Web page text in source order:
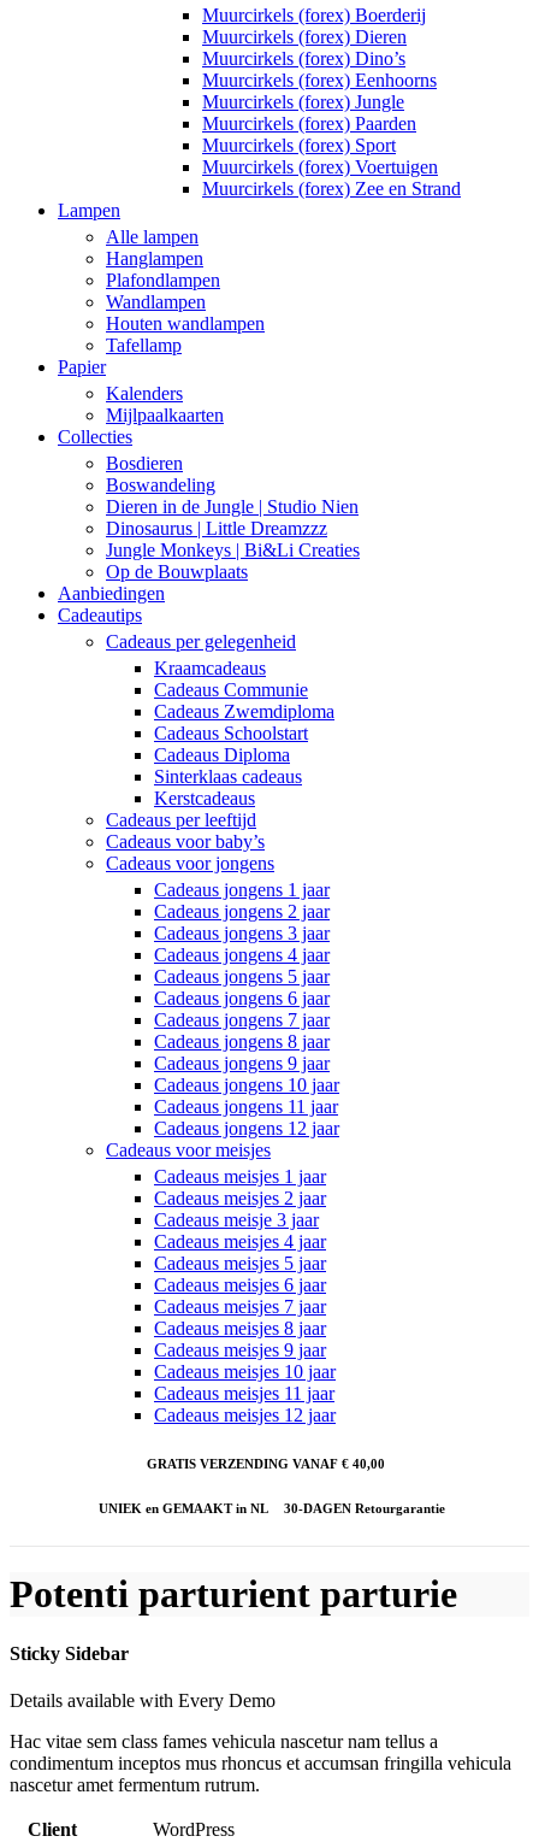
Muurcirkels (forex) Boerderij
Muurcirkels (forex) Dieren
Muurcirkels (forex) Dino’s
Muurcirkels (forex) Eenhoorns
Muurcirkels (forex) Jungle
Muurcirkels (forex) Paarden
Muurcirkels (forex) Sport
Muurcirkels (forex) Voertuigen
Muurcirkels (forex) Zee en Strand
Lampen
Alle lampen
Hanglampen
Plafondlampen
Wandlampen
Houten wandlampen
Tafellamp
Papier
Kalenders
Mijlpaalkaarten
Collecties
Bosdieren
Boswandeling
Dieren in de Jungle | Studio Nien
Dinosaurus | Little Dreamzzz
Jungle Monkeys | Bi&Li Creaties
Op de Bouwplaats
Aanbiedingen
Cadeautips
Cadeaus per gelegenheid
Kraamcadeaus
Cadeaus Communie
Cadeaus Zwemdiploma
Cadeaus Schoolstart
Cadeaus Diploma
Sinterklaas cadeaus
Kerstcadeaus
Cadeaus per leeftijd
Cadeaus voor baby’s
Cadeaus voor jongens
Cadeaus jongens 1 jaar
Cadeaus jongens 2 jaar
Cadeaus jongens 3 jaar
Cadeaus jongens 4 jaar
Cadeaus jongens 5 jaar
Cadeaus jongens 6 jaar
Cadeaus jongens 7 jaar
Cadeaus jongens 8 jaar
Cadeaus jongens 9 jaar
Cadeaus jongens 10 jaar
Cadeaus jongens 11 jaar
Cadeaus jongens 12 jaar
Cadeaus voor meisjes
Cadeaus meisjes 1 jaar
Cadeaus meisjes 2 jaar
Cadeaus meisje 3 jaar
Cadeaus meisjes 4 jaar
Cadeaus meisjes 5 jaar
Cadeaus meisjes 6 jaar
Cadeaus meisjes 7 jaar
Cadeaus meisjes 8 jaar
Cadeaus meisjes 9 jaar
Cadeaus meisjes 10 jaar
Cadeaus meisjes 11 jaar
Cadeaus meisjes 12 jaar
GRATIS VERZENDING VANAF € 40,00
UNIEK en GEMAAKT in NL 30-DAGEN Retourgarantie
Potenti parturient parturie
Sticky Sidebar
Details available with Every Demo
Hac vitae sem class fames vehicula nascetur nam tellus a
condimentum inceptos mus rhoncus et accumsan fringilla vehicula
nascetur amet fermentum rutrum.
Client
WordPress